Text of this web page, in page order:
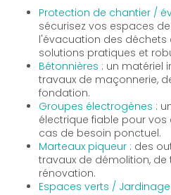
Protection de chantier /
sécurisez vos espaces
l'évacuation des
solutions pratiques et
Bétonnières : un matériel
travaux de maçonnerie,
fondation.
Groupes électrogènes :
électrique fiable pour vos
cas de besoin ponctuel.
Marteaux piqueur : des
travaux de démolition,
rénovation.
Espaces verts / Jardinage